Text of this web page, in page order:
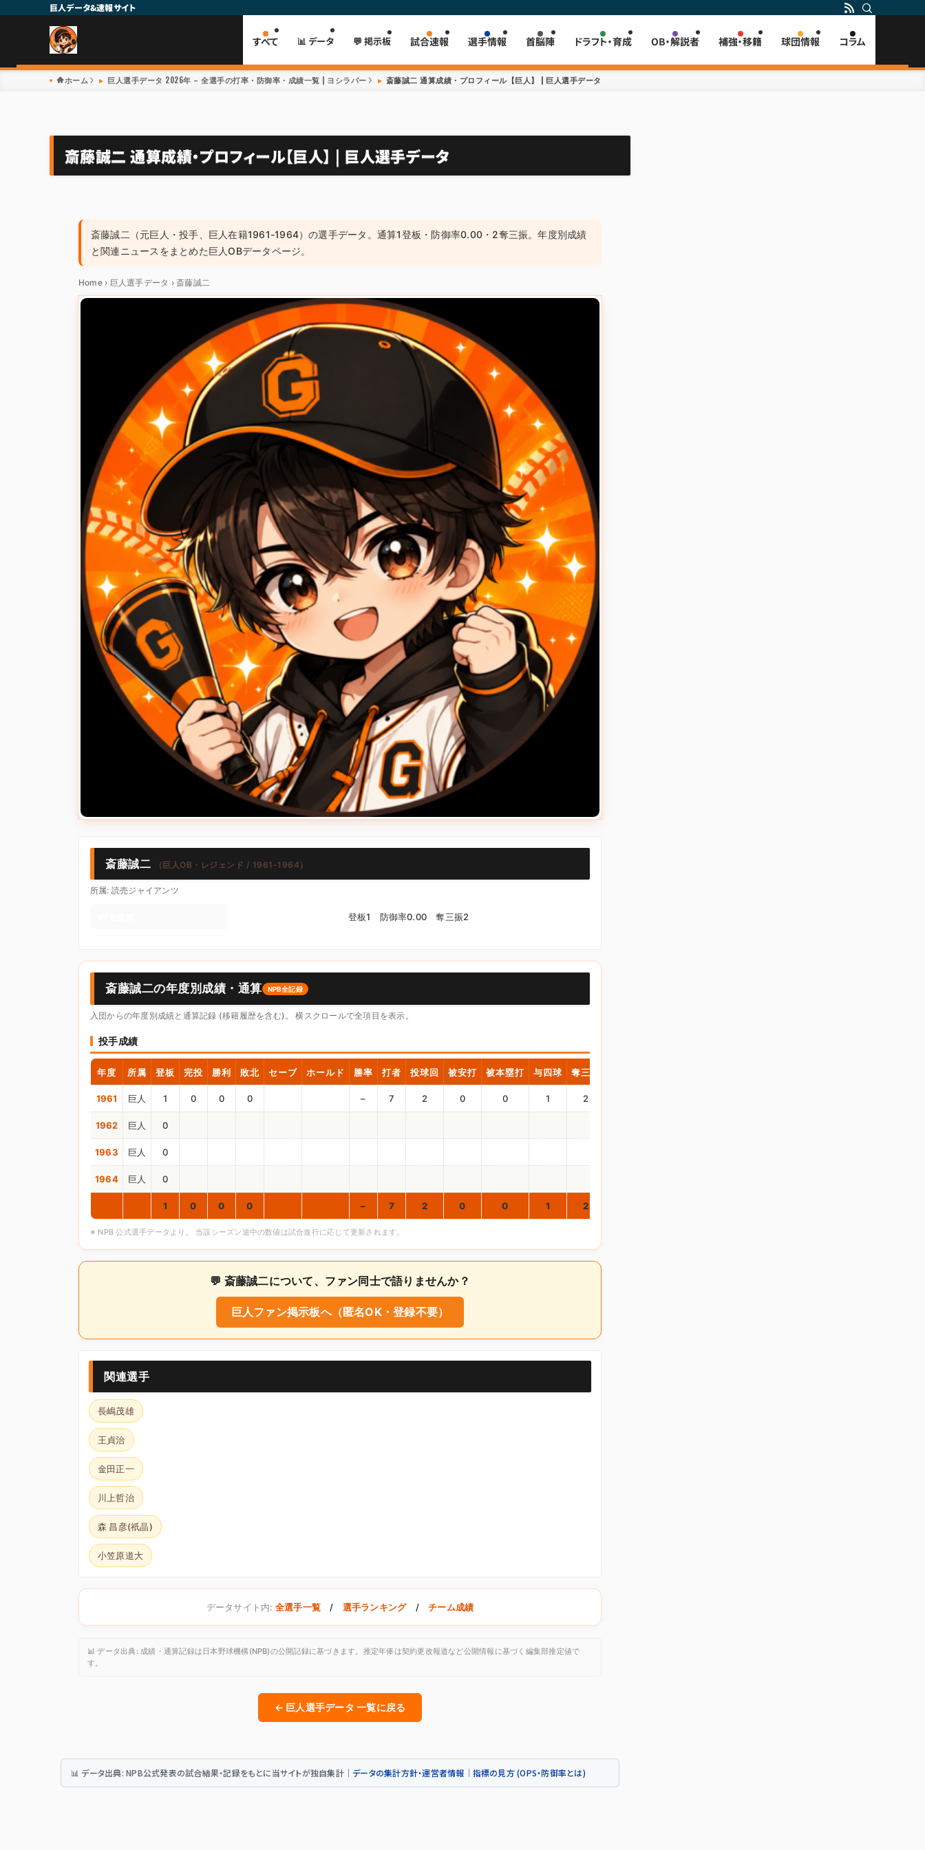
巨人データ&速報サイト
すべて 📊 データ 💬 掲示板 試合速報 選手情報 首脳陣 ドラフト・育成 OB・解説者 補強・移籍 球団情報 コラム
ホーム 巨人選手データ 2026年 – 全選手の打率・防御率・成績一覧 | ヨシラバー 斎藤誠二 通算成績・プロフィール【巨人】 | 巨人選手データ
斎藤誠二 通算成績・プロフィール【巨人】 | 巨人選手データ
斎藤誠二（元巨人・投手、巨人在籍1961-1964）の選手データ。通算1登板・防御率0.00・2奪三振。年度別成績
と関連ニュースをまとめた巨人OBデータページ。
Home› 巨人選手データ › 斎藤誠二
斎藤誠二 （巨人OB・レジェンド / 1961-1964）
所属: 読売ジャイアンツ
登板1 防御率0.00 奪三振2
斎藤誠二の年度別成績・通算 NPB全記録
入団からの年度別成績と通算記録 (移籍履歴を含む)。 横スクロールで全項目を表示。
投手成績
年度 所属 登板 完投 勝利 敗北 セーブ ホールド 勝率 打者 投球回 被安打 被本塁打 与四球 奪三振
1961 巨人 1 0 0 0 – 7 2 0 0 1 2
1962 巨人 0
1963 巨人 0
1964 巨人 0
1 0 0 0 – 7 2 0 0 1 2
※ NPB 公式選手データより。 当該シーズン途中の数値は試合進行に応じて更新されます。
💬 斎藤誠二について、ファン同士で語りませんか？
巨人ファン掲示板へ（匿名OK・登録不要）
関連選手
長嶋茂雄
王貞治
金田正一
川上哲治
森 昌彦(祇晶)
小笠原道大
データサイト内: 全選手一覧 / 選手ランキング/チーム成績
📊 データ出典: 成績・通算記録は日本野球機構(NPB)の公開記録に基づきます。推定年俸は契約更改報道など公開情報に基づく編集部推定値で
す。
← 巨人選手データ 一覧に戻る
📊 データ出典: NPB公式発表の試合結果・記録をもとに当サイトが独自集計｜ データの集計方針・運営者情報 ｜ 指標の見方 (OPS・防御率とは)